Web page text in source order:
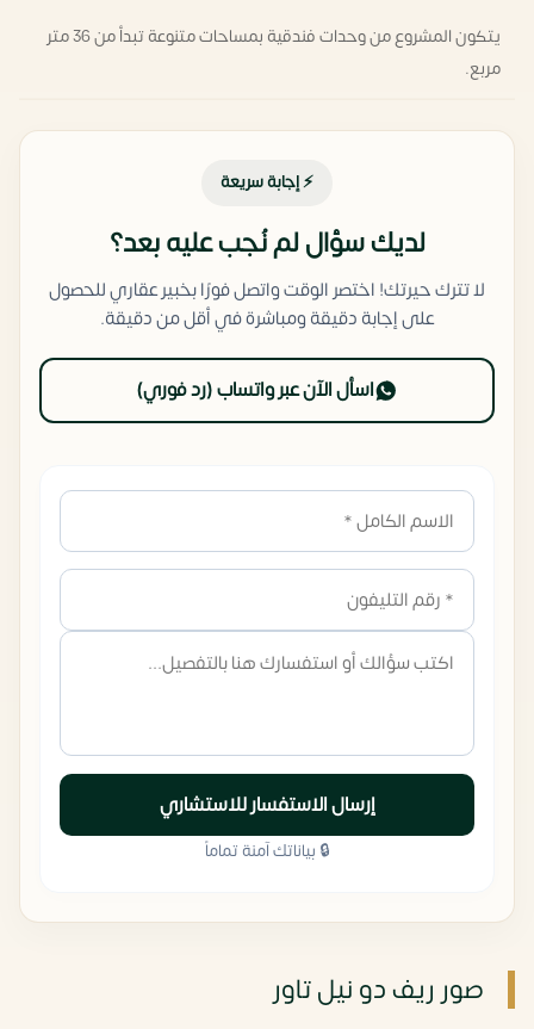
يتكون المشروع من وحدات فندقية بمساحات متنوعة تبدأ من 36 متر
مربع.
⚡ إجابة سريعة
لديك سؤال لم نُجب عليه بعد؟
لا تترك حيرتك! اختصر الوقت واتصل فورًا بخبير عقاري للحصول
على إجابة دقيقة ومباشرة في أقل من دقيقة.
اسأل الآن عبر واتساب (رد فوري)
إرسال الاستفسار للاستشاري
🔒 بياناتك آمنة تماماً
صور ريف دو نيل تاور